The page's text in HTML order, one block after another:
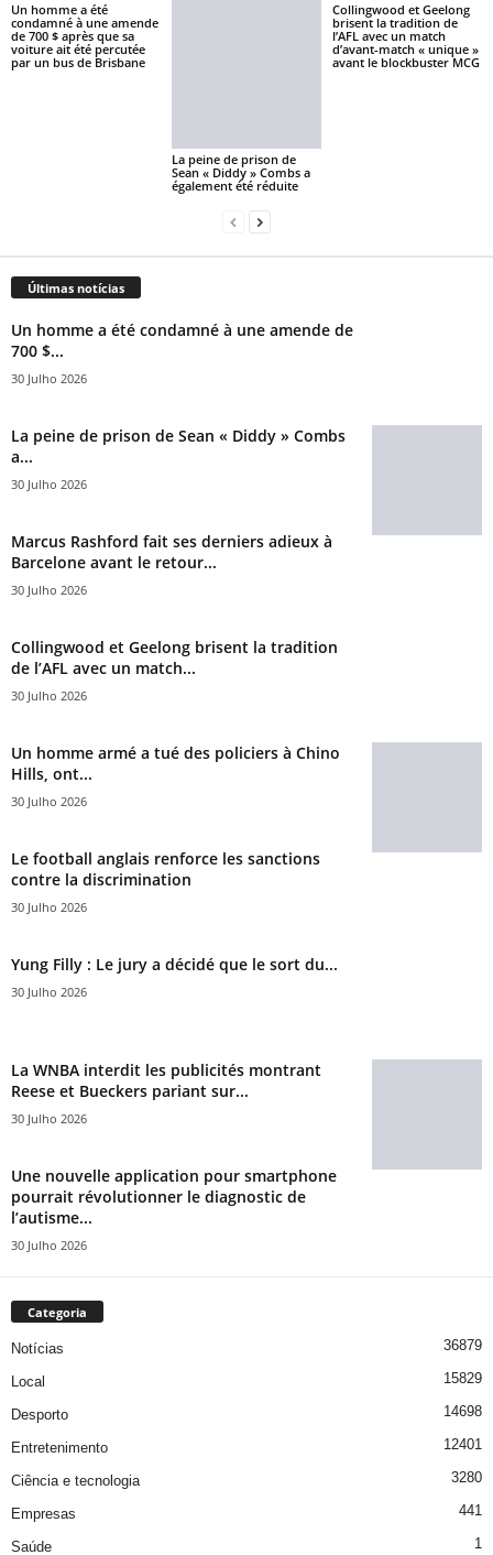
Un homme a été
condamné à une amende
de 700 $ après que sa
voiture ait été percutée
par un bus de Brisbane
La peine de prison de
Sean « Diddy » Combs a
également été réduite
Collingwood et Geelong
brisent la tradition de
l’AFL avec un match
d’avant-match « unique »
avant le blockbuster MCG
Últimas notícias
Un homme a été condamné à une amende de
700 $...
30 Julho 2026
La peine de prison de Sean « Diddy » Combs
a...
30 Julho 2026
Marcus Rashford fait ses derniers adieux à
Barcelone avant le retour...
30 Julho 2026
Collingwood et Geelong brisent la tradition
de l’AFL avec un match...
30 Julho 2026
Un homme armé a tué des policiers à Chino
Hills, ont...
30 Julho 2026
Le football anglais renforce les sanctions
contre la discrimination
30 Julho 2026
Yung Filly : Le jury a décidé que le sort du...
30 Julho 2026
La WNBA interdit les publicités montrant
Reese et Bueckers pariant sur...
30 Julho 2026
Une nouvelle application pour smartphone
pourrait révolutionner le diagnostic de
l’autisme...
30 Julho 2026
Categoria
Notícias 36879
Local 15829
Desporto 14698
Entretenimento 12401
Ciência e tecnologia 3280
Empresas 441
Saúde 1